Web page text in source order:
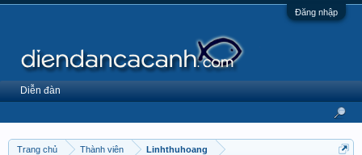
Đăng nhập
Trang chủ Thành viên Linhthuhoang
Diễn đàn